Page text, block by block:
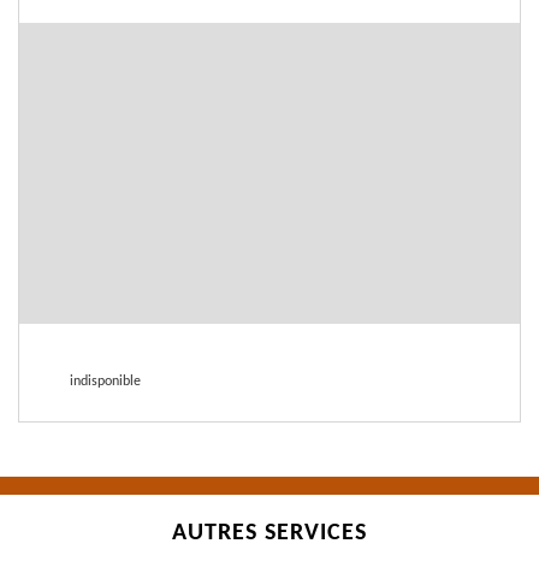
indisponible
AUTRES SERVICES